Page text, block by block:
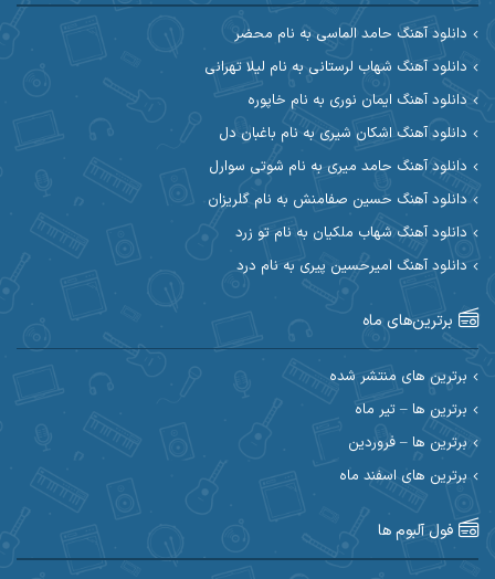
آرین مریدی
آوات بوکانی آوات یگانه
آیت احمدنژاد
ابراهیم شمس ابوالحسن جاویدان
ابی حسینی
احسان آیینفر احسان اصغری
احسان امیدوار
احسان حیدری احسان دریادل
احسان رمضانی احسان علیانی
احسان کریمی احسان کمری
احسان مرادیان احمد اسلامی
دانلود آهنگ حامد الماسی به نام محضر
دانلود آهنگ شهاب لرستانی به نام لیلا تهرانی
دانلود آهنگ ایمان نوری به نام خاپوره
دانلود آهنگ اشکان شیری به نام باغبان دل
دانلود آهنگ حامد میری به نام شوتی سوارل
دانلود آهنگ حسین صفامنش به نام گلریزان
دانلود آهنگ شهاب ملکیان به نام تو زرد
دانلود آهنگ امیرحسین پیری به نام درد
برترین‌های ماه
برترین های منتشر شده
برترین ها – تیر ماه
برترین ها – فروردین
برترین های اسفند ماه
فول آلبوم ها